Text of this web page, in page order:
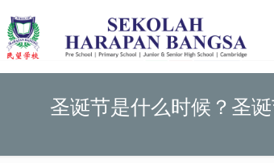
圣诞节是什么时候？圣